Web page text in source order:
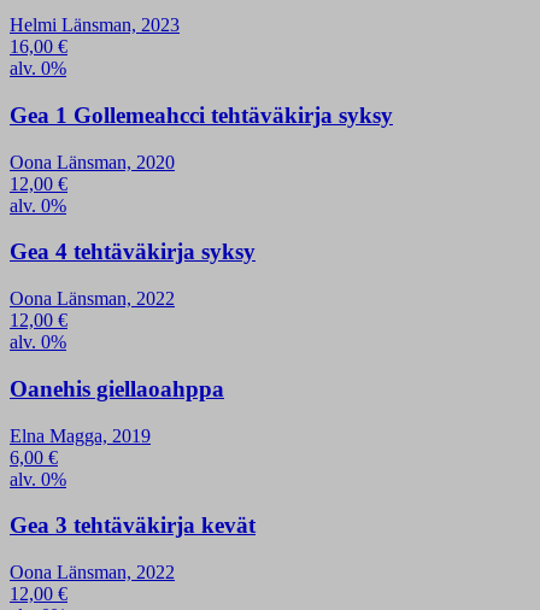
Helmi Länsman, 2023
16,00 €
alv. 0%
Gea 1 Gollemeahcci tehtäväkirja syksy
Oona Länsman, 2020
12,00 €
alv. 0%
Gea 4 tehtäväkirja syksy
Oona Länsman, 2022
12,00 €
alv. 0%
Oanehis giellaoahppa
Elna Magga, 2019
6,00 €
alv. 0%
Gea 3 tehtäväkirja kevät
Oona Länsman, 2022
12,00 €